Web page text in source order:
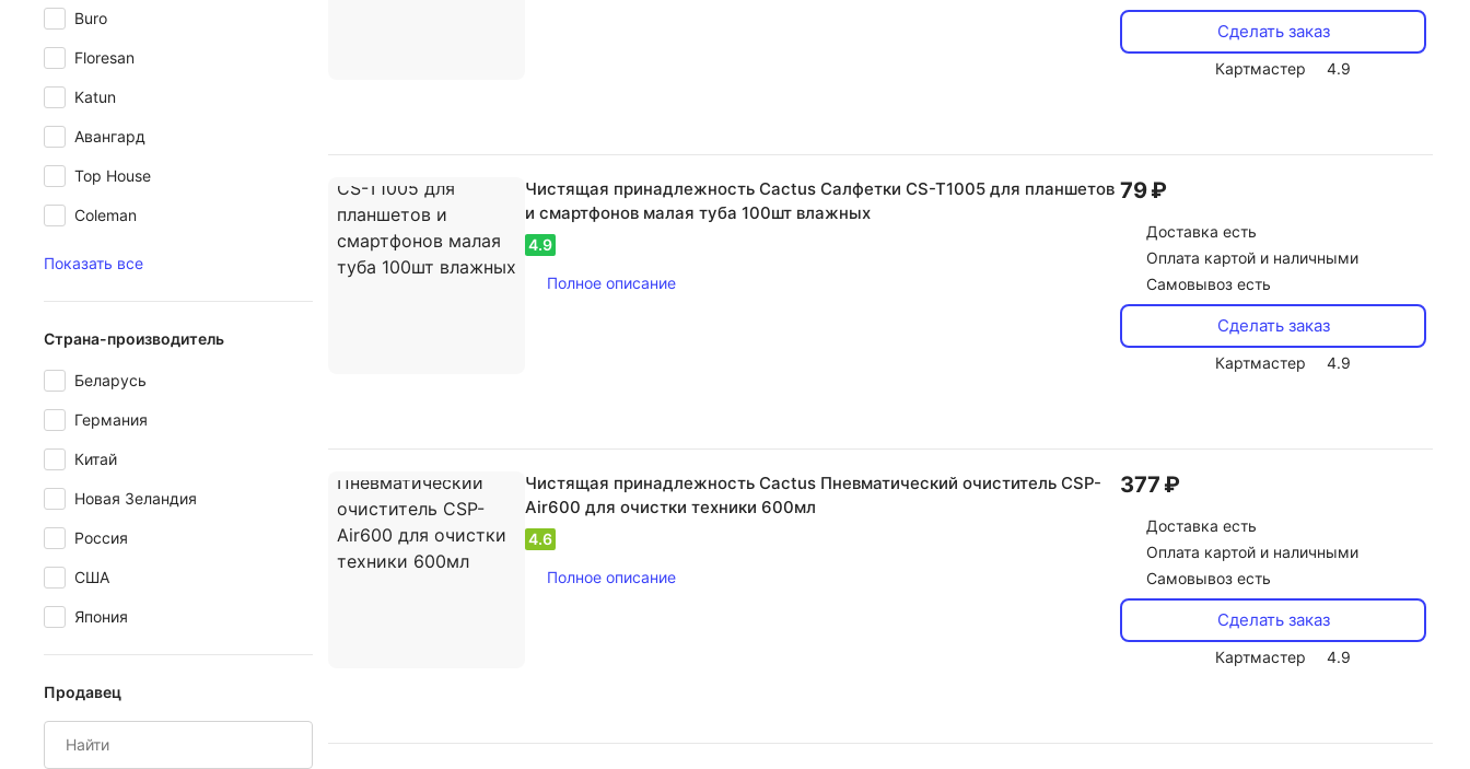
Buro
Floresan
Katun
Авангард
Top House
Coleman
Показать все
Страна-производитель
Беларусь
Германия
Китай
Новая Зеландия
Россия
США
Япония
Продавец
Сделать заказ
Картмастер 4.9
Чистящая принадлежность Cactus Салфетки CS-T1005 для планшетов
и смартфонов малая туба 100шт влажных
4.9
Полное описание
79 ₽
Доставка есть
Оплата картой и наличными
Самовывоз есть
Сделать заказ
Картмастер 4.9
Чистящая принадлежность Cactus Пневматический очиститель CSP-
Air600 для очистки техники 600мл
4.6
Полное описание
377 ₽
Доставка есть
Оплата картой и наличными
Самовывоз есть
Сделать заказ
Картмастер 4.9